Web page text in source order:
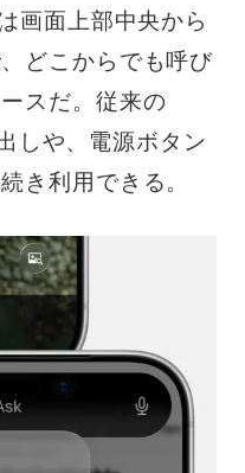
画面上部中央から
どこからでも呼び
スだ。従来の
しや、電源ボタン
き利用できる。